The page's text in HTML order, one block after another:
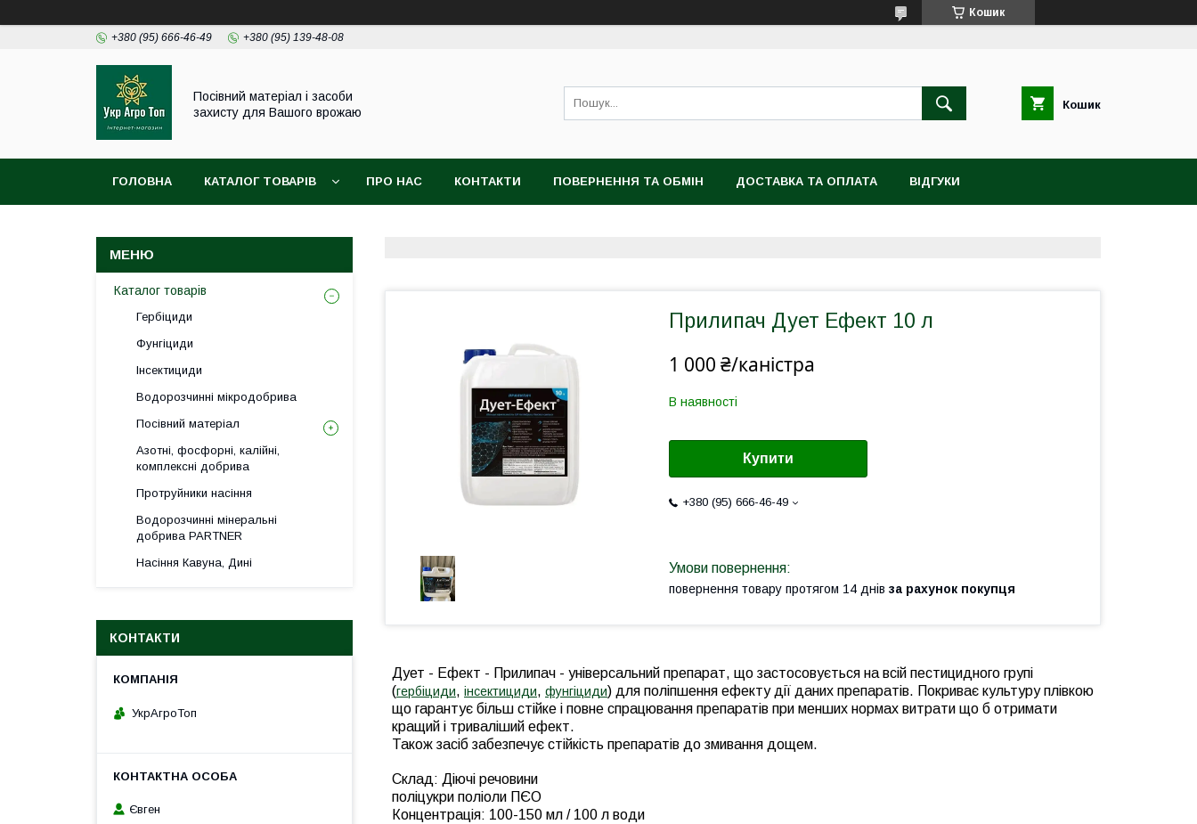
Кошик
+380 (95) 666-46-49 +380 (95) 139-48-08
Посівний матеріал і засоби
захисту для Вашого врожаю
Кошик
ГОЛОВНА КАТАЛОГ ТОВАРІВ ПРО НАС КОНТАКТИ ПОВЕРНЕННЯ ТА ОБМІН ДОСТАВКА ТА ОПЛАТА ВІДГУКИ
Прилипач Дует Ефект 10 л
1 000 ₴/каністра
В наявності
Купити
+380 (95) 666-46-49
повернення товару протягом 14 днів за рахунок покупця
Дует - Ефект - Прилипач - універсальний препарат, що застосовується на всій пестицидного групі
(гербіциди, інсектициди, фунгіциди) для поліпшення ефекту дії даних препаратів. Покриває культуру плівкою
що гарантує більш стійке і повне спрацювання препаратів при менших нормах витрати що б отримати
кращий і триваліший ефект.
Також засіб забезпечує стійкість препаратів до змивання дощем.
Склад: Діючі речовини
поліцукри поліоли ПЄО
Концентрація: 100-150 мл / 100 л води
Каталог товарів
Гербіциди
Фунгіциди
Інсектициди
Водорозчинні мікродобрива
Посівний матеріал
Азотні, фосфорні, калійні,
комплексні добрива
Протруйники насіння
Водорозчинні мінеральні
добрива PARTNER
Насіння Кавуна, Дині
КОНТАКТИ
УкрАгроТоп
Євген